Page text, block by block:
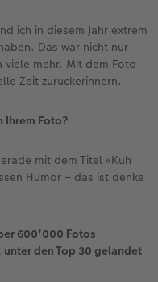
ich in diesem Jahr extrem
Das war nicht nur
viele mehr. Mit dem Foto
Zeit zurückerinnern.
Ihrem Foto?
mit dem Titel «Kuh
Humor – das ist denke
600’000 Fotos
den Top 30 gelandet